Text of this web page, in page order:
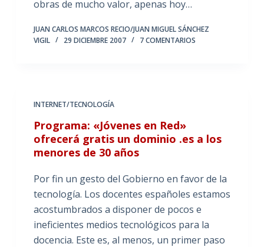
obras de mucho valor, apenas hoy…
JUAN CARLOS MARCOS RECIO/JUAN MIGUEL SÁNCHEZ
VIGIL
29 DICIEMBRE 2007 7 COMENTARIOS
INTERNET/TECNOLOGÍA
Programa: «Jóvenes en Red»
ofrecerá gratis un dominio .es a los
menores de 30 años
Por fin un gesto del Gobierno en favor de la
tecnología. Los docentes españoles estamos
acostumbrados a disponer de pocos e
ineficientes medios tecnológicos para la
docencia. Este es, al menos, un primer paso